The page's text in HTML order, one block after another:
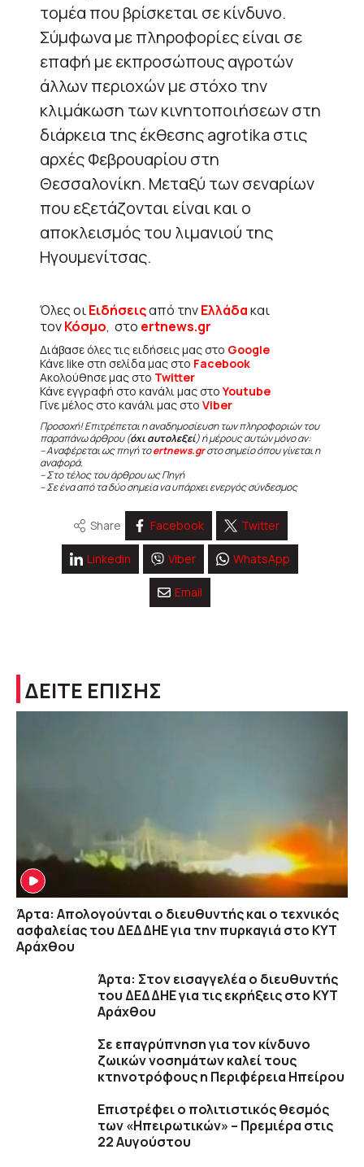
τομέα που βρίσκεται σε κίνδυνο.
Σύμφωνα με πληροφορίες είναι σε
επαφή με εκπροσώπους αγροτών
άλλων περιοχών με στόχο την
κλιμάκωση των κινητοποιήσεων στη
διάρκεια της έκθεσης agrotika στις
αρχές Φεβρουαρίου στη
Θεσσαλονίκη. Μεταξύ των σεναρίων
που εξετάζονται είναι και ο
αποκλεισμός του λιμανιού της
Ηγουμενίτσας.
Όλες οιΕιδήσειςαπό τηνΕλλάδακαι
τονΚόσμο, στο ertnews.gr
Διάβασε όλες τις ειδήσεις μας στο Google
Κάνε like στη σελίδα μας στο Facebook
Ακολούθησε μας στο Twitter
Κάνε εγγραφή στο κανάλι μας στοYoutube
Γίνε μέλος στο κανάλι μας στο Viber
Προσοχή! Επιτρέπεται η αναδημοσίευση των πληροφοριών του
παραπάνω άρθρου (όχι αυτολεξεί) ή μέρους αυτών μόνο αν:
– Αναφέρεται ως πηγή τοertnews.grστο σημείο όπου γίνεται η
αναφορά.
– Στο τέλος του άρθρου ως Πηγή
– Σε ένα από τα δύο σημεία να υπάρχει ενεργός σύνδεσμος
Share Facebook Twitter
Linkedin Viber WhatsApp
Email
ΔΕΙΤΕ ΕΠΙΣΗΣ
Άρτα: Απολογούνται ο διευθυντής και ο τεχνικός
ασφαλείας του ΔΕΔΔΗΕ για την πυρκαγιά στο ΚΥΤ
Αράχθου
Άρτα: Στον εισαγγελέα ο διευθυντής
του ΔΕΔΔΗΕ για τις εκρήξεις στο ΚΥΤ
Αράχθου
Σε επαγρύπνηση για τον κίνδυνο
ζωικών νοσημάτων καλεί τους
κτηνοτρόφους η Περιφέρεια Ηπείρου
Επιστρέφει ο πολιτιστικός θεσμός
των «Ηπειρωτικών» – Πρεμιέρα στις
22 Αυγούστου